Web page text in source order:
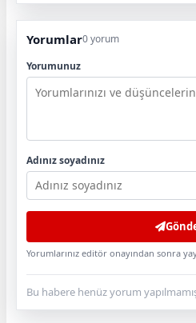
Yorumlar0 yorum
Yorumunuz
Adınız soyadınız
Yorumlarınız editör onayından sonra
Bu habere henüz yorum